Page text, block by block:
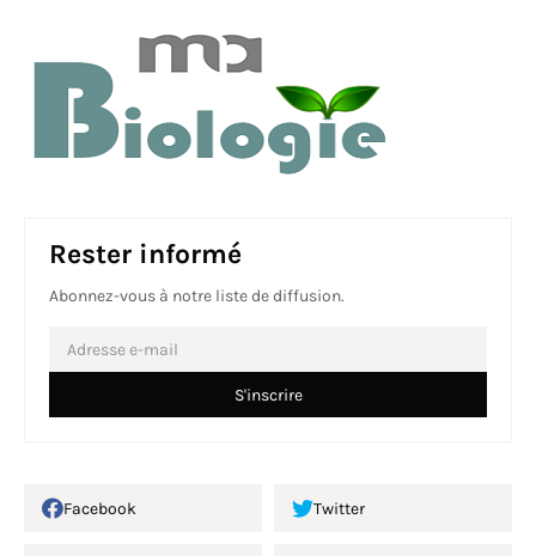
Rester informé
Abonnez-vous à notre liste de diffusion.
Facebook Twitter